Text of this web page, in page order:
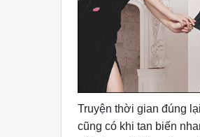
Truyện thời gian đúng
cũng có khi tan biến